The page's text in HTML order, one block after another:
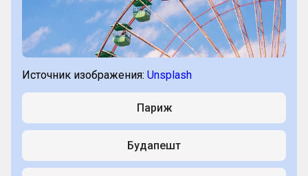
Источник изображения: Unsplash
Париж
Будапешт